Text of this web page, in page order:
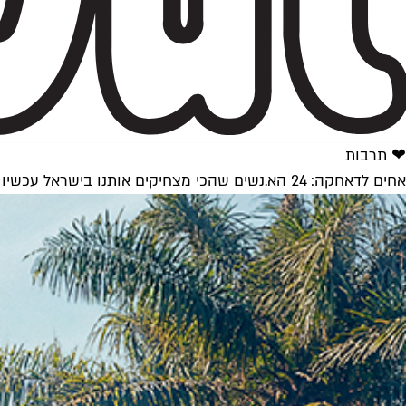
❤ תרבות
אחים לדאחקה: 24 הא.נשים שהכי מצחיקים אותנו בישראל עכשיו